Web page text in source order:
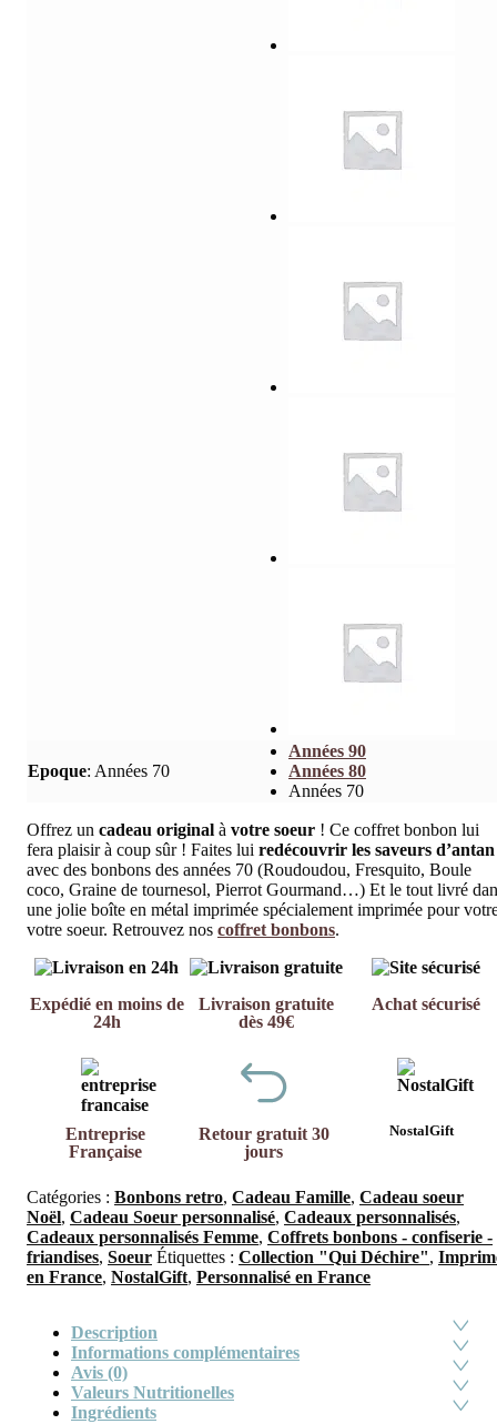
Offrez un cadeau original à votre soeur ! Ce coffret bonbon lui
fera plaisir à coup sûr ! Faites lui redécouvrir les saveurs d’antan
avec des bonbons des années 70 (Roudoudou, Fresquito, Boule
coco, Graine de tournesol, Pierrot Gourmand…) Et le tout livré
une jolie boîte en métal imprimée spécialement imprimée pour
votre soeur. Retrouvez nos coffret bonbons.
Epoque: Années 70
Années 90
Années 80
Années 70
Expédié en moins de
24h
Livraison gratuite
dès 49€
Achat sécurisé
Entreprise
Française
Retour gratuit 30
jours
NostalGift
Catégories : Bonbons retro, Cadeau Famille, Cadeau soeur
Noël, Cadeau Soeur personnalisé, Cadeaux personnalisés,
Cadeaux personnalisés Femme, Coffrets bonbons - confiserie -
friandises, Soeur Étiquettes : Collection "Qui Déchire",
en France, NostalGift, Personnalisé en France
Description
Informations complémentaires
Avis (0)
Valeurs Nutritionelles
Ingrédients